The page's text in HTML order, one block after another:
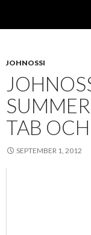
JOHNOSSI
TAB
SEPTEMBER 1, 2012